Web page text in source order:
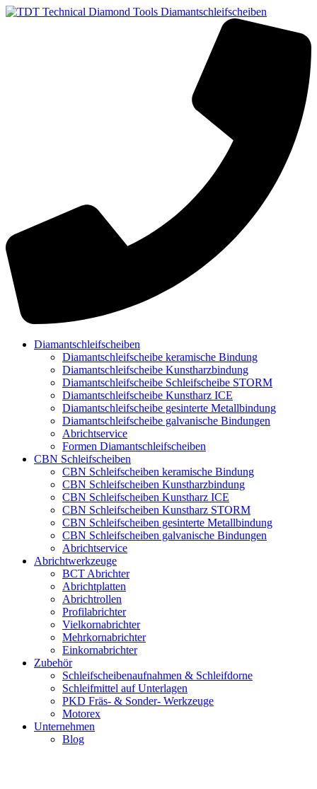
Diamantschleifscheiben
Diamantschleifscheibe keramische Bindung
Diamantschleifscheibe Kunstharzbindung
Diamantschleifscheibe Schleifscheibe STORM
Diamantschleifscheibe Kunstharz ICE
Diamantschleifscheibe gesinterte Metallbindung
Diamantschleifscheibe galvanische Bindungen
Abrichtservice
Formen Diamantschleifscheiben
CBN Schleifscheiben
CBN Schleifscheiben keramische Bindung
CBN Schleifscheiben Kunstharzbindung
CBN Schleifscheiben Kunstharz ICE
CBN Schleifscheiben Kunstharz STORM
CBN Schleifscheiben gesinterte Metallbindung
CBN Schleifscheiben galvanische Bindungen
Abrichtservice
Abrichtwerkzeuge
BCT Abrichter
Abrichtplatten
Abrichtrollen
Profilabrichter
Vielkornabrichter
Mehrkornabrichter
Einkornabrichter
Zubehör
Schleifscheibenaufnahmen & Schleifdorne
Schleifmittel auf Unterlagen
PKD Fräs- & Sonder- Werkzeuge
Motorex
Unternehmen
Blog